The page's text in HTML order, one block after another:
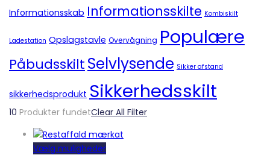
Informationsskab Informationsskilte Kombiskilt
Ladestation Opslagstavle Overvågning Populære
PåbudsskiltSelvlysende Sikker afstand
sikkerhedsprodukt Sikkerhedsskilt
10 Produkter fundetClear All Filter
Vælg mulighederDette